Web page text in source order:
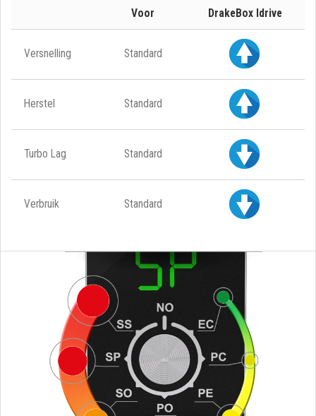
Voor DrakeBox Idrive
Versnelling Standard
Herstel Standard
Turbo Lag Standard
Verbruik Standard